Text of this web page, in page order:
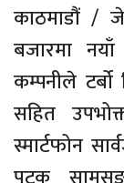
काठमाडौं /
बजारमा
कम्पनीले टर्बो
सहित
स्मार्टफोन